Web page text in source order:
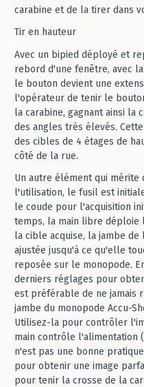
carabine et de la tirer dans
Tir en hauteur
Avec un bipied déployé et
rebord d'une fenêtre, avec
le bouton devient une
l'opérateur de tenir le
la carabine, gagnant ainsi la
des angles très élevés.
des cibles de 4 étages de
côté de la rue.
Un autre élément qui
l'utilisation, le fusil est
le coude pour l'acquisition
temps, la main libre déploie
la cible acquise, la jambe
ajustée jusqu'à ce qu'elle
reposée sur le monopode.
derniers réglages pour
est préférable de ne jamais
jambe du monopode Accu-
Utilisez-la pour contrôler
main contrôle l'alimentation
n'est pas une bonne
pour obtenir une image
pour tenir la crosse de la